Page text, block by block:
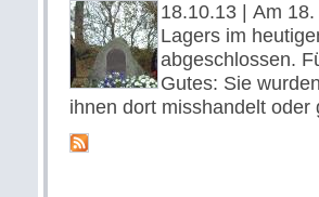
18.10.13 | Am
Lagers im
abgeschlossen.
Gutes: Sie
ihnen dort misshandelt oder